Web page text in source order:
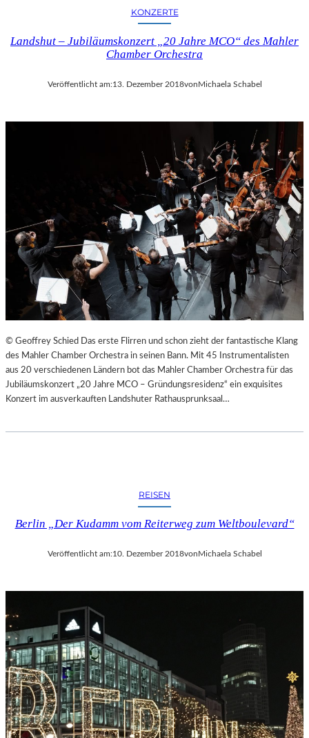
KONZERTE
Landshut – Jubiläumskonzert „20 Jahre MCO“ des Mahler
Chamber Orchestra
Veröffentlicht am:13. Dezember 2018vonMichaela Schabel
© Geoffrey Schied Das erste Flirren und schon zieht der fantastische Klang
des Mahler Chamber Orchestra in seinen Bann. Mit 45 Instrumentalisten
aus 20 verschiedenen Ländern bot das Mahler Chamber Orchestra für das
Jubiläumskonzert „20 Jahre MCO – Gründungsresidenz“ ein exquisites
Konzert im ausverkauften Landshuter Rathausprunksaal…
REISEN
Berlin „Der Kudamm vom Reiterweg zum Weltboulevard“
Veröffentlicht am:10. Dezember 2018von Michaela Schabel